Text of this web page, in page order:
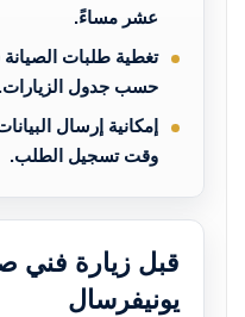
عشر مساءً.
تغطية طلبات
حسب جدول الزيارات.
إمكانية إرسال
وقت تسجيل الطلب.
قبل زيارة فني
يونيفرسال